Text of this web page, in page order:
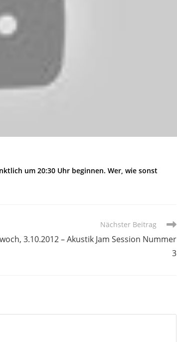
um 20:30 Uhr beginnen. Wer, wie sonst
Nächster Beitrag
3.10.2012 – Akustik Jam Session Nummer
3